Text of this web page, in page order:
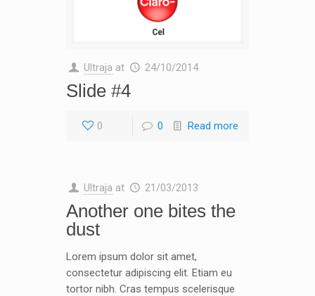
Ultraja at 24/10/2014
Slide #4
0 0 Read more
Ultraja at 21/03/2013
Another one bites the
dust
Lorem ipsum dolor sit amet,
consectetur adipiscing elit. Etiam eu
tortor nibh. Cras tempus scelerisque